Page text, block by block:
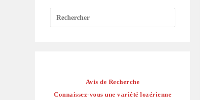
Avis de Recherche
Connaissez-vous une variété lozérienne